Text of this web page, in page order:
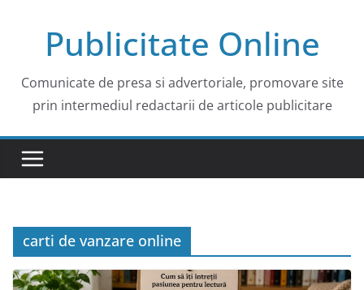
Publicitate Online
Comunicate de presa si advertoriale, promovare site
prin intermediul redactarii de articole publicitare
carti de vanzare online